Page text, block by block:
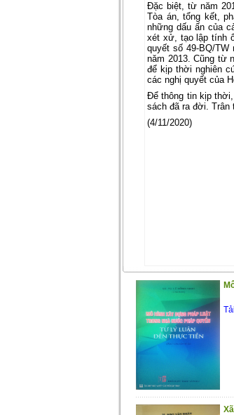
Đặc biệt, từ năm
Tòa án, tổng kết,
những dấu ấn của
xét xử, tạo lập tính
quyết số 49-BQ/
năm 2013. Cũng từ
để kịp thời nghiên
các nghị quyết của
Để thông tin kịp
sách đã ra đời. Trân
(4/11/2020)